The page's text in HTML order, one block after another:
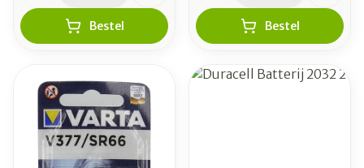
Bestel Bestel